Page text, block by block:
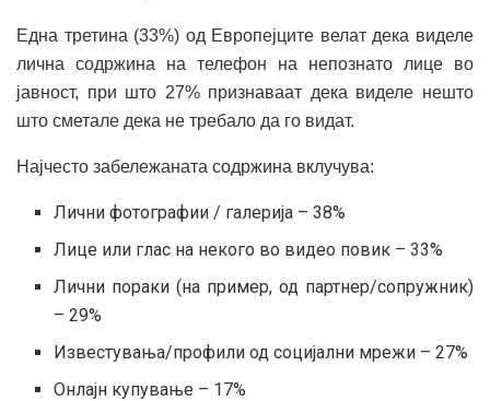
Една третина (33%) од Европејците велат дека виделе
лична содржина на телефон на непознато лице во
јавност, при што 27% признаваат дека виделе нешто
што сметале дека не требало да го видат.
Најчесто забележаната содржина вклучува:
Лични фотографии / галерија – 38%
Лице или глас на некого во видео повик – 33%
Лични пораки (на пример, од партнер/сопружник)
– 29%
Известувања/профили од социјални мрежи – 27%
Онлајн купување – 17%